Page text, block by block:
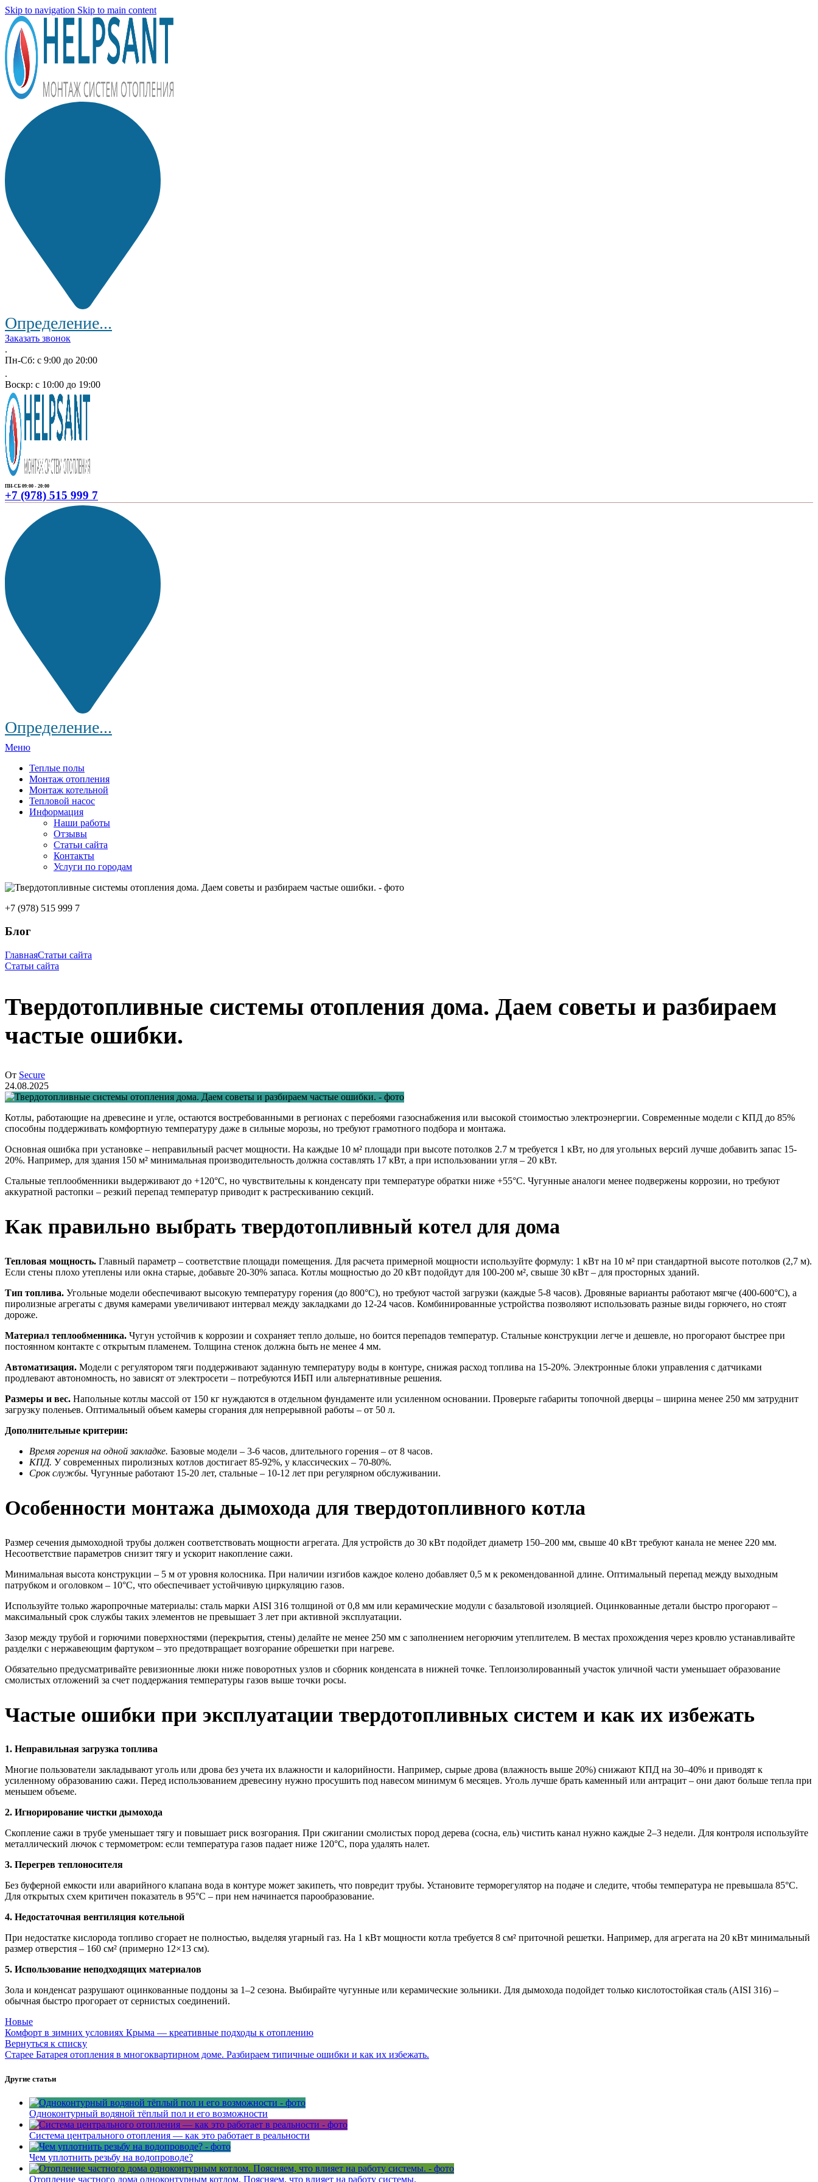
Skip to navigation Skip to main content
Определение...
Заказать звонок
.
Пн-Сб: с 9:00 до 20:00
.
Воскр: с 10:00 до 19:00
ПН-СБ 09:00 - 20:00
+7 (978) 515 999 7
Определение...
Меню
Теплые полы
Монтаж отопления
Монтаж котельной
Тепловой насос
Информация
Наши работы
Отзывы
Статьи сайта
Контакты
Услуги по городам
+7 (978) 515 999 7
Блог
ГлавнаяСтатьи сайта
Статьи сайта
Твердотопливные системы отопления дома. Даем советы и разбираем
частые ошибки.
От Secure
24.08.2025
Котлы, работающие на древесине и угле, остаются востребованными в регионах с перебоями газоснабжения или высокой стоимостью электроэнергии. Современные модели с КПД до 85%
способны поддерживать комфортную температуру даже в сильные морозы, но требуют грамотного подбора и монтажа.
Основная ошибка при установке – неправильный расчет мощности. На каждые 10 м² площади при высоте потолков 2.7 м требуется 1 кВт, но для угольных версий лучше добавить запас 15-
20%. Например, для здания 150 м² минимальная производительность должна составлять 17 кВт, а при использовании угля – 20 кВт.
Стальные теплообменники выдерживают до +120°С, но чувствительны к конденсату при температуре обратки ниже +55°С. Чугунные аналоги менее подвержены коррозии, но требуют
аккуратной растопки – резкий перепад температур приводит к растрескиванию секций.
Как правильно выбрать твердотопливный котел для дома
Тепловая мощность. Главный параметр – соответствие площади помещения. Для расчета примерной мощности используйте формулу: 1 кВт на 10 м² при стандартной высоте потолков (2,7 м).
Если стены плохо утеплены или окна старые, добавьте 20-30% запаса. Котлы мощностью до 20 кВт подойдут для 100-200 м², свыше 30 кВт – для просторных зданий.
Тип топлива. Угольные модели обеспечивают высокую температуру горения (до 800°C), но требуют частой загрузки (каждые 5-8 часов). Дровяные варианты работают мягче (400-600°C), а
пиролизные агрегаты с двумя камерами увеличивают интервал между закладками до 12-24 часов. Комбинированные устройства позволяют использовать разные виды горючего, но стоят
дороже.
Материал теплообменника. Чугун устойчив к коррозии и сохраняет тепло дольше, но боится перепадов температур. Стальные конструкции легче и дешевле, но прогорают быстрее при
постоянном контакте с открытым пламенем. Толщина стенок должна быть не менее 4 мм.
Автоматизация. Модели с регулятором тяги поддерживают заданную температуру воды в контуре, снижая расход топлива на 15-20%. Электронные блоки управления с датчиками
продлевают автономность, но зависят от электросети – потребуются ИБП или альтернативные решения.
Размеры и вес. Напольные котлы массой от 150 кг нуждаются в отдельном фундаменте или усиленном основании. Проверьте габариты топочной дверцы – ширина менее 250 мм затруднит
загрузку поленьев. Оптимальный объем камеры сгорания для непрерывной работы – от 50 л.
Дополнительные критерии:
Время горения на одной закладке. Базовые модели – 3-6 часов, длительного горения – от 8 часов.
КПД. У современных пиролизных котлов достигает 85-92%, у классических – 70-80%.
Срок службы. Чугунные работают 15-20 лет, стальные – 10-12 лет при регулярном обслуживании.
Особенности монтажа дымохода для твердотопливного котла
Размер сечения дымоходной трубы должен соответствовать мощности агрегата. Для устройств до 30 кВт подойдет диаметр 150–200 мм, свыше 40 кВт требуют канала не менее 220 мм.
Несоответствие параметров снизит тягу и ускорит накопление сажи.
Минимальная высота конструкции – 5 м от уровня колосника. При наличии изгибов каждое колено добавляет 0,5 м к рекомендованной длине. Оптимальный перепад между выходным
патрубком и оголовком – 10°С, что обеспечивает устойчивую циркуляцию газов.
Используйте только жаропрочные материалы: сталь марки AISI 316 толщиной от 0,8 мм или керамические модули с базальтовой изоляцией. Оцинкованные детали быстро прогорают –
максимальный срок службы таких элементов не превышает 3 лет при активной эксплуатации.
Зазор между трубой и горючими поверхностями (перекрытия, стены) делайте не менее 250 мм с заполнением негорючим утеплителем. В местах прохождения через кровлю устанавливайте
разделки с нержавеющим фартуком – это предотвращает возгорание обрешетки при нагреве.
Обязательно предусматривайте ревизионные люки ниже поворотных узлов и сборник конденсата в нижней точке. Теплоизолированный участок уличной части уменьшает образование
смолистых отложений за счет поддержания температуры газов выше точки росы.
Частые ошибки при эксплуатации твердотопливных систем и как их избежать
1. Неправильная загрузка топлива
Многие пользователи закладывают уголь или дрова без учета их влажности и калорийности. Например, сырые дрова (влажность выше 20%) снижают КПД на 30–40% и приводят к
усиленному образованию сажи. Перед использованием древесину нужно просушить под навесом минимум 6 месяцев. Уголь лучше брать каменный или антрацит – они дают больше тепла при
меньшем объеме.
2. Игнорирование чистки дымохода
Скопление сажи в трубе уменьшает тягу и повышает риск возгорания. При сжигании смолистых пород дерева (сосна, ель) чистить канал нужно каждые 2–3 недели. Для контроля используйте
металлический лючок с термометром: если температура газов падает ниже 120°C, пора удалять налет.
3. Перегрев теплоносителя
Без буферной емкости или аварийного клапана вода в контуре может закипеть, что повредит трубы. Установите терморегулятор на подаче и следите, чтобы температура не превышала 85°C.
Для открытых схем критичен показатель в 95°C – при нем начинается парообразование.
4. Недостаточная вентиляция котельной
При недостатке кислорода топливо сгорает не полностью, выделяя угарный газ. На 1 кВт мощности котла требуется 8 см² приточной решетки. Например, для агрегата на 20 кВт минимальный
размер отверстия – 160 см² (примерно 12×13 см).
5. Использование неподходящих материалов
Зола и конденсат разрушают оцинкованные поддоны за 1–2 сезона. Выбирайте чугунные или керамические зольники. Для дымохода подойдет только кислотостойкая сталь (AISI 316) –
обычная быстро прогорает от сернистых соединений.
Новые
Комфорт в зимних условиях Крыма — креативные подходы к отоплению
Вернуться к списку
Старее Батарея отопления в многоквартирном доме. Разбираем типичные ошибки и как их избежать.
Другие статьи
Одноконтурный водяной тёплый пол и его возможности
Система центрального отопления — как это работает в реальности
Чем уплотнить резьбу на водопроводе?
Отопление частного дома одноконтурным котлом. Поясняем, что влияет на работу системы.